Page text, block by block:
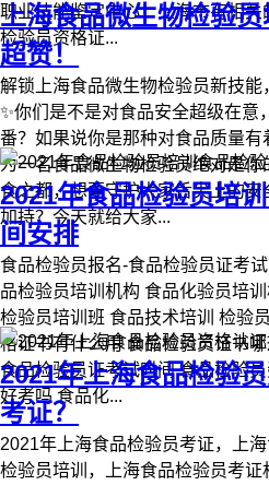
职业技能鉴定中心：上海市有相
检验员资格证...
上海食品微生物检验
超赞！
解锁上海食品微生物检验员新技
✨你们是不是对食品安全超级在意
番？如果说你是那种对食品质量
为一名食品微生物检验员绝对是
食之都，想要守护大家舌尖上的
加持？今天就给大家...
2021年食品检验员培
间安排
食品检验员报名-食品检验员证考
品检验员培训机构 食品化验员培
检验员培训班 食品技术培训 检验
格证书有什么用 食品检验员证书
食品检验员证考试时间 食品检验
好考吗 食品化...
2021年上海食品检验
考证？
2021年上海食品检验员考证，上
检验员培训，上海食品检验员考